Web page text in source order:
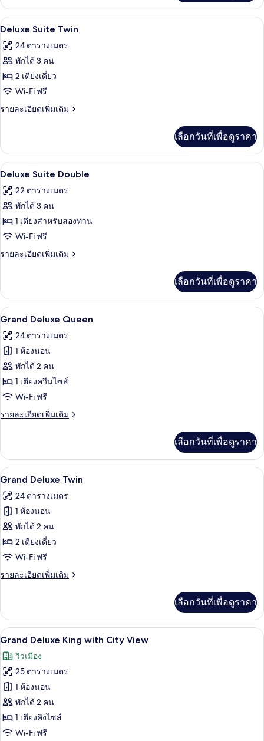
เกี่ยว
กับ
Deluxe
Room
เปิด
ภาพถ่าย
ทั้งหมด
ของ
Deluxe
Suite
เครื่องนอนระดับพรีเมียม, มินิบาร์, ตู้นิ
4
Deluxe Suite Twin
24 ตารางเมตร
พักได้ 3 คน
2 เตียงเดี่ยว
Wi-Fi ฟรี
รายละเอียดเพิ่มเติม
ราย
เกี่ยว
กับ
Deluxe
Twin
เลือกวันที่เพื่อดูราคา
เปิด
ภาพถ่าย
ทั้งหมด
ของ
Deluxe
Suite
เครื่องนอนระดับพรีเมียม, มินิบาร์, ตู้นิ
5
Deluxe Suite Double
22 ตารางเมตร
พักได้ 3 คน
1 เตียงสำหรับสองท่าน
Wi-Fi ฟรี
รายละเอียดเพิ่มเติม
ราย
เกี่ยว
กับ
Deluxe
Double
เลือกวันที่เพื่อดูราคา
เปิด
ภาพถ่าย
ทั้งหมด
ของ
Grand
Deluxe
Queen
Grand Deluxe Queen | เครื่องนอนร
8
Grand Deluxe Queen
24 ตารางเมตร
1 ห้องนอน
พักได้ 2 คน
1 เตียงควีนไซส์
Wi-Fi ฟรี
รายละเอียดเพิ่มเติม
ราย
เกี่ยว
กับ
Grand
Queen
เลือกวันที่เพื่อดูราคา
เปิด
ภาพถ่าย
ทั้งหมด
ของ
Grand
Deluxe
Grand Deluxe Twin | เครื่องนอนระ
7
Grand Deluxe Twin
24 ตารางเมตร
1 ห้องนอน
พักได้ 2 คน
2 เตียงเดี่ยว
Wi-Fi ฟรี
รายละเอียดเพิ่มเติม
ราย
เกี่ยว
กับ
Grand
Twin
เลือกวันที่เพื่อดูราคา
เปิด
ภาพถ่าย
ทั้งหมด
ของ
Grand
Deluxe
King
Grand Deluxe King with City View
5
Grand Deluxe King with City View
วิวเมือง
25 ตารางเมตร
1 ห้องนอน
พักได้ 2 คน
1 เตียงคิงไซส์
Wi-Fi ฟรี